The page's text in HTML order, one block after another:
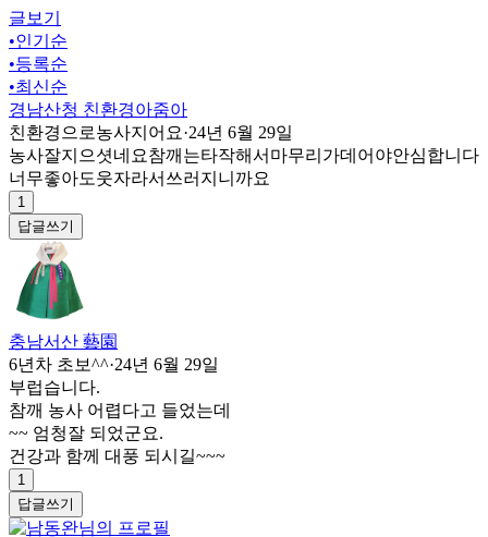
글보기
•인기순
•등록순
•최신순
경남산청 친환경아줌아
친환경으로농사지어요·24년 6월 29일
농사잘지으셧네요참깨는타작해서마무리가데어야안심합니다
너무좋아도웃자라서쓰러지니까요
1
답글쓰기
충남서산 藝園
6년차 초보^^·24년 6월 29일
부럽습니다.
참깨 농사 어렵다고 들었는데
~~ 엄청잘 되었군요.
건강과 함께 대풍 되시길~~~
1
답글쓰기